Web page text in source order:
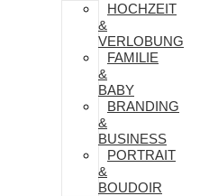
HOCHZEIT
&
VERLOBUNG
FAMILIE
&
BABY
BRANDING
&
BUSINESS
PORTRAIT
&
BOUDOIR